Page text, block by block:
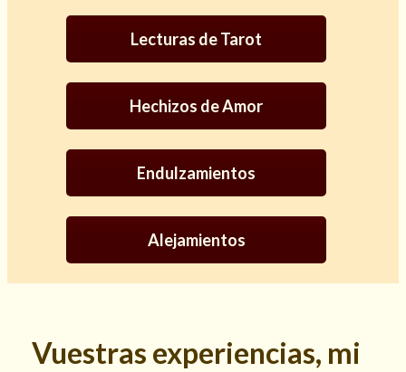
Endulzamiento
Consulta de tarot online
Lecturas de Tarot
Hechizos de Amor
Endulzamientos
Alejamientos
Vuestras experiencias, mi